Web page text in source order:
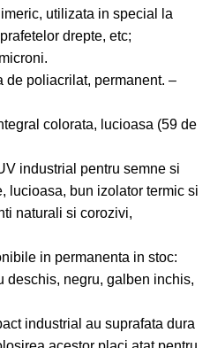
pentru decorarea suprafetelor drepte, etc;
poliacrilat, permanent. –
colorata, lucioasa (59 de
lucioasa, bun izolator termic si